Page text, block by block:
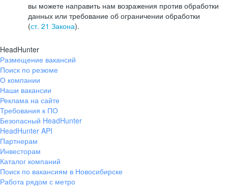
вы можете направить нам возражения против обработки
данных или требование об ограничении обработки
(ст. 21 Закона).
HeadHunter
Размещение вакансий
Поиск по резюме
О компании
Наши вакансии
Реклама на сайте
Требования к ПО
Безопасный HeadHunter
HeadHunter API
Партнерам
Инвесторам
Каталог компаний
Поиск по вакансиям в Новосибирске
Работа рядом с метро